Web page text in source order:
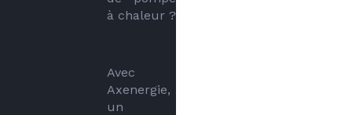
à chaleur ?
Avec
Axenergie,
un